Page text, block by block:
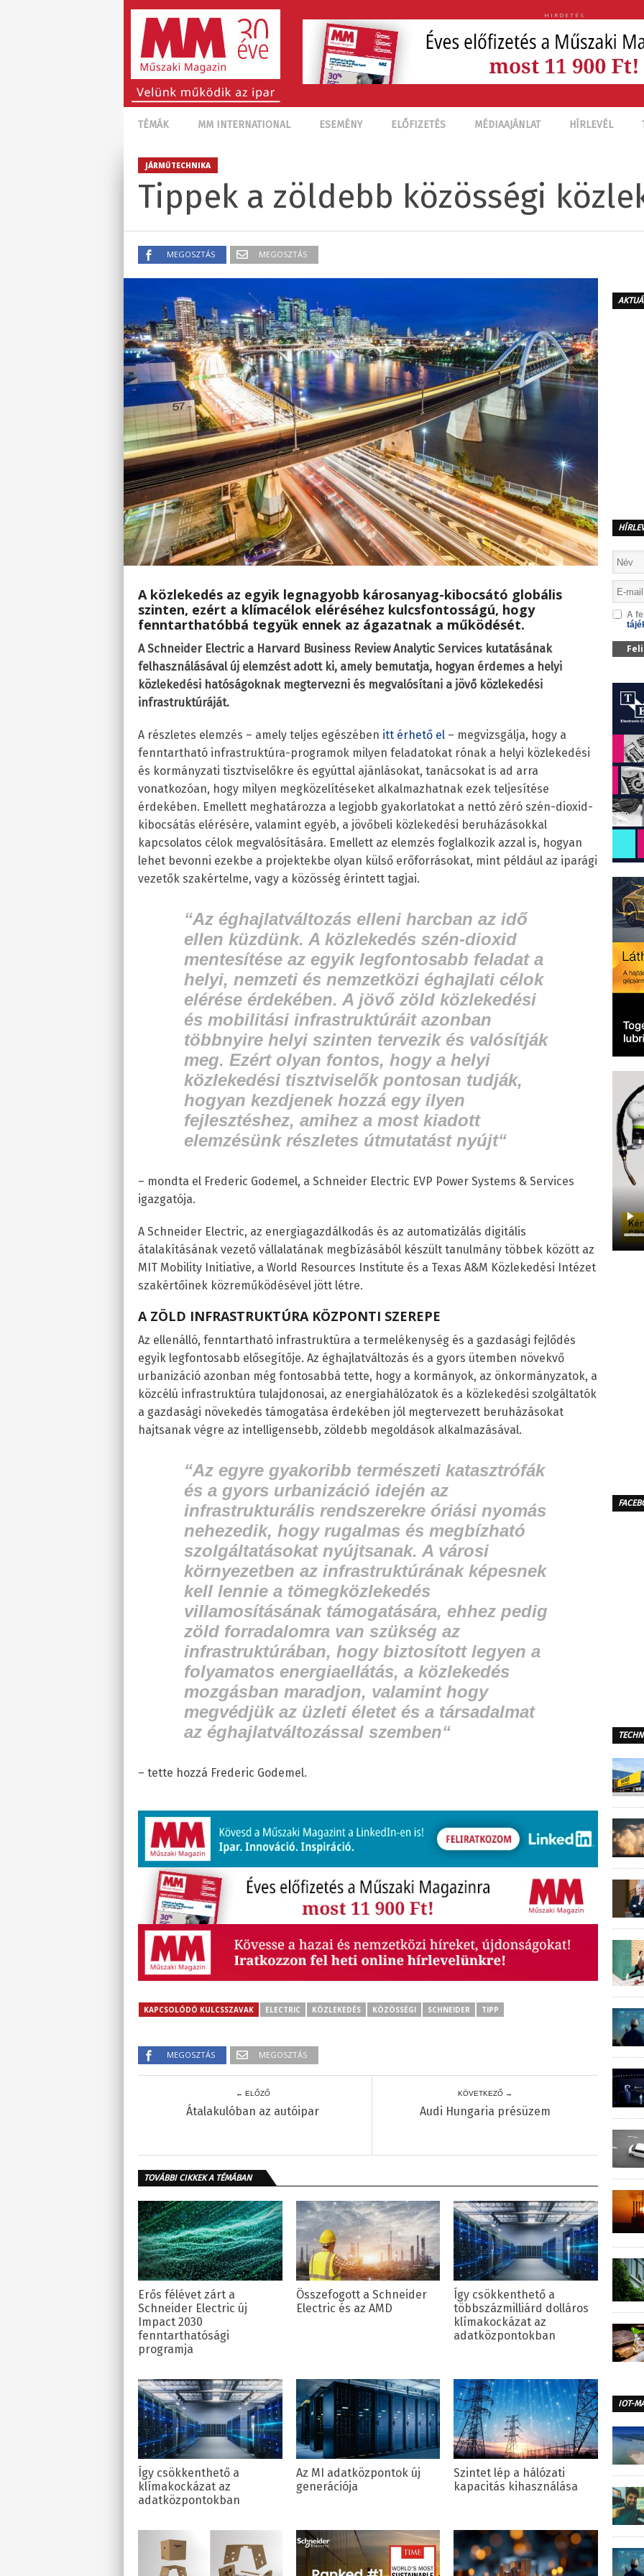
HIRDETÉS
TÉMÁK MM INTERNATIONAL ESEMÉNY ELŐFIZETÉS MÉDIAAJÁNLAT HÍRLEVÉL
JÁRMŰTECHNIKA
Tippek a zöldebb közösségi
MEGOSZTÁS MEGOSZTÁS
A közlekedés az egyik legnagyobb károsanyag-kibocsátó globális
szinten, ezért a klímacélok eléréséhez kulcsfontosságú, hogy
fenntarthatóbbá tegyük ennek az ágazatnak a működését.
A Schneider Electric a Harvard Business Review Analytic Services kutatásának
felhasználásával új elemzést adott ki, amely bemutatja, hogyan érdemes a helyi
közlekedési hatóságoknak megtervezni és megvalósítani a jövő közlekedési
infrastruktúráját.
A részletes elemzés – amely teljes egészében itt érhető el – megvizsgálja, hogy a
fenntartható infrastruktúra-programok milyen feladatokat rónak a helyi közlekedési
és kormányzati tisztviselőkre és egyúttal ajánlásokat, tanácsokat is ad arra
vonatkozóan, hogy milyen megközelítéseket alkalmazhatnak ezek teljesítése
érdekében. Emellett meghatározza a legjobb gyakorlatokat a nettó zéró szén-dioxid-
kibocsátás elérésére, valamint egyéb, a jövőbeli közlekedési beruházásokkal
kapcsolatos célok megvalósítására. Emellett az elemzés foglalkozik azzal is, hogyan
lehet bevonni ezekbe a projektekbe olyan külső erőforrásokat, mint például az iparági
vezetők szakértelme, vagy a közösség érintett tagjai.
“Az éghajlatváltozás elleni harcban az idő
ellen küzdünk. A közlekedés szén-dioxid
mentesítése az egyik legfontosabb feladat a
helyi, nemzeti és nemzetközi éghajlati célok
elérése érdekében. A jövő zöld közlekedési
és mobilitási infrastruktúráit azonban
többnyire helyi szinten tervezik és valósítják
meg. Ezért olyan fontos, hogy a helyi
közlekedési tisztviselők pontosan tudják,
hogyan kezdjenek hozzá egy ilyen
fejlesztéshez, amihez a most kiadott
elemzésünk részletes útmutatást nyújt“
– mondta el Frederic Godemel, a Schneider Electric EVP Power Systems & Services
igazgatója.
A Schneider Electric, az energiagazdálkodás és az automatizálás digitális
átalakításának vezető vállalatának megbízásából készült tanulmány többek között az
MIT Mobility Initiative, a World Resources Institute és a Texas A&M Közlekedési Intézet
szakértőinek közreműködésével jött létre.
A ZÖLD INFRASTRUKTÚRA KÖZPONTI SZEREPE
Az ellenálló, fenntartható infrastruktúra a termelékenység és a gazdasági fejlődés
egyik legfontosabb elősegítője. Az éghajlatváltozás és a gyors ütemben növekvő
urbanizáció azonban még fontosabbá tette, hogy a kormányok, az önkormányzatok, a
közcélú infrastruktúra tulajdonosai, az energiahálózatok és a közlekedési szolgáltatók
a gazdasági növekedés támogatása érdekében jól megtervezett beruházásokat
hajtsanak végre az intelligensebb, zöldebb megoldások alkalmazásával.
“Az egyre gyakoribb természeti katasztrófák
és a gyors urbanizáció idején az
infrastrukturális rendszerekre óriási nyomás
nehezedik, hogy rugalmas és megbízható
szolgáltatásokat nyújtsanak. A városi
környezetben az infrastruktúrának képesnek
kell lennie a tömegközlekedés
villamosításának támogatására, ehhez pedig
zöld forradalomra van szükség az
infrastruktúrában, hogy biztosított legyen a
folyamatos energiaellátás, a közlekedés
mozgásban maradjon, valamint hogy
megvédjük az üzleti életet és a társadalmat
az éghajlatváltozással szemben“
– tette hozzá Frederic Godemel.
KAPCSOLÓDÓ KULCSSZAVAK ELECTRIC KÖZLEKEDÉS KÖZÖSSÉGI SCHNEIDER TIPP
MEGOSZTÁS MEGOSZTÁS
← ELŐZŐ
Átalakulóban az autóipar
KÖVETKEZŐ →
Audi Hungaria présüzem
TOVÁBBI CIKKEK A TÉMÁBAN
Erős félévet zárt a
Schneider Electric új
Impact 2030
fenntarthatósági
programja
Összefogott a Schneider
Electric és az AMD
Így csökkenthető a
többszázmilliárd dolláros
klímakockázat az
adatközpontokban
Így csökkenthető a
klímakockázat az
adatközpontokban
Az MI adatközpontok új
generációja
Szintet lép a hálózati
kapacitás kihasználása
A
IOT-